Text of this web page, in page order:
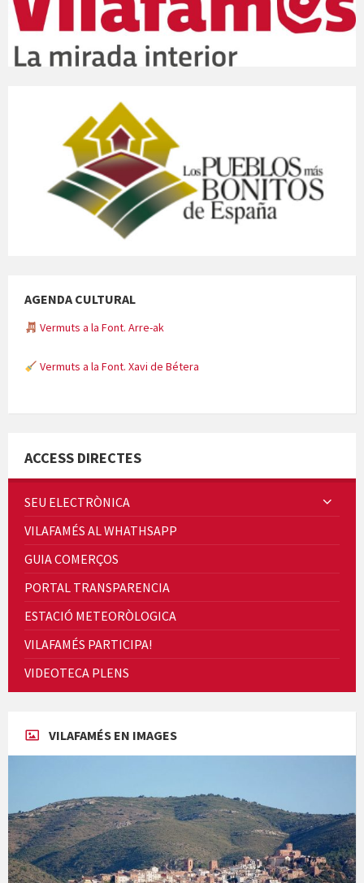
AGENDA CULTURAL
Vermuts a la Font. Arre-ak
Vermuts a la Font. Xavi de Bétera
Quintà Culroja
Cicle de Cine i Dones rurals
Concerts al Museu
ACCESS DIRECTES
SEU ELECTRÒNICA
VILAFAMÉS AL WHATHSAPP
GUIA COMERÇOS
PORTAL TRANSPARENCIA
ESTACIÓ METEORÒLOGICA
VILAFAMÉS PARTICIPA!
VIDEOTECA PLENS
VILAFAMÉS EN IMAGES